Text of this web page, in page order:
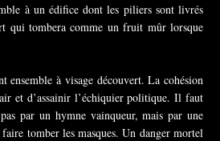
à un édifice dont les piliers sont livrés
qui tombera comme un fruit mûr lorsque
ensemble à visage découvert. La cohésion
et d’assainir l’échiquier politique. Il faut
par un hymne vainqueur, mais par une
tomber les masques. Un danger mortel